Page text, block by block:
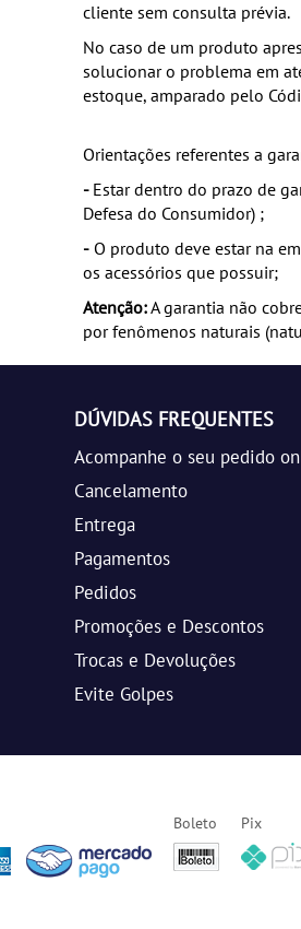
cliente sem consulta prévia.
No caso de um produto
solucionar o problema em
estoque, amparado pelo
Orientações referentes a
- Estar dentro do prazo de
Defesa do Consumidor) ;
-O produto deve estar na
os acessórios que possuir;
Atenção:A garantia não
por fenômenos naturais
DÚVIDAS FREQUENTES
Acompanhe o seu pedido
Cancelamento
Entrega
Pagamentos
Pedidos
Promoções e Descontos
Trocas e Devoluções
Evite Golpes
Boleto Pix